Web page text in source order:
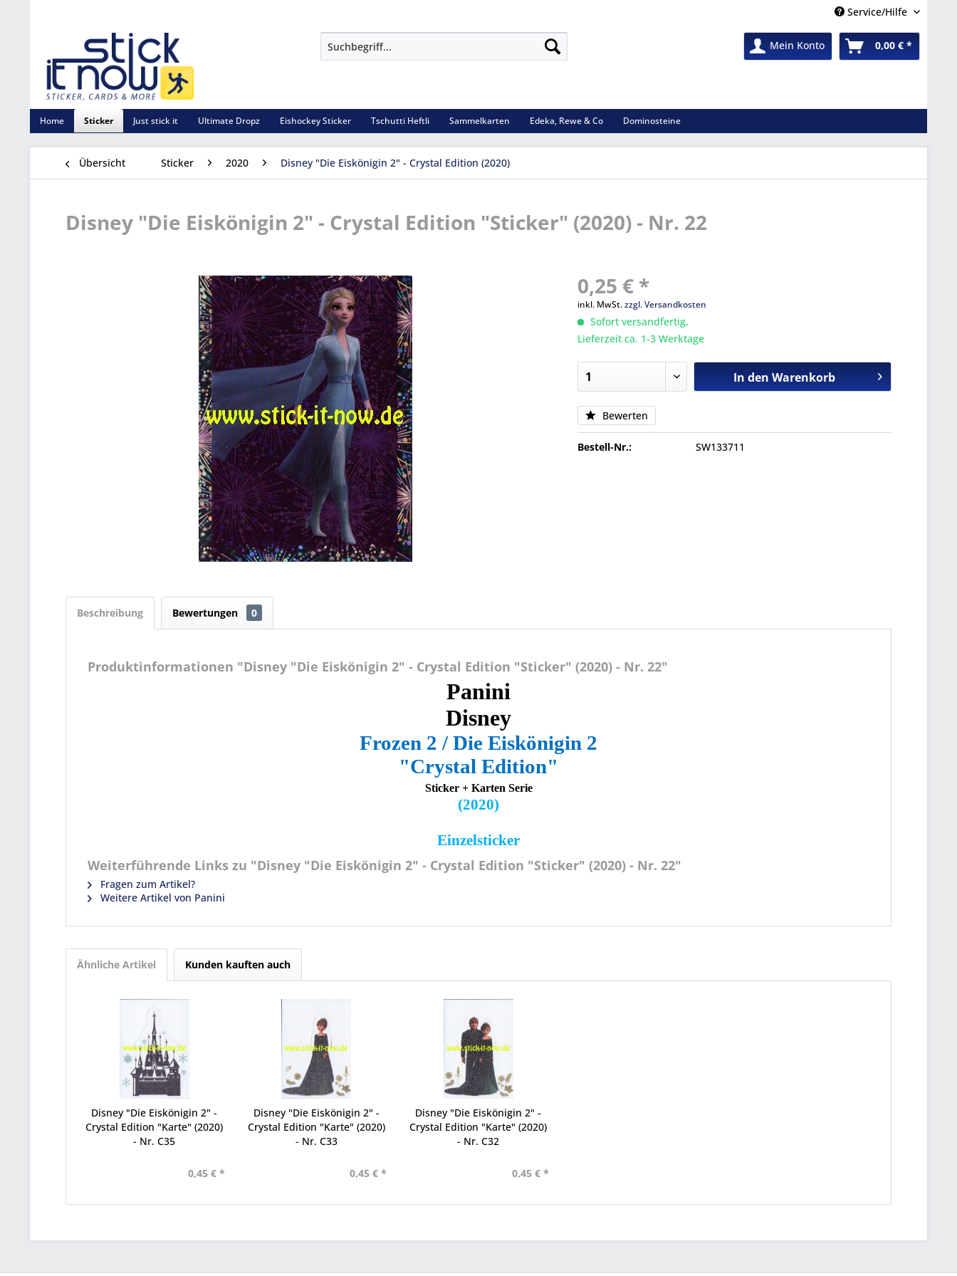
Service/Hilfe
Mein Konto 0,00 € *
Home Sticker Just stick it Ultimate Dropz Eishockey Sticker Tschutti Heftli Sammelkarten Edeka, Rewe & Co Dominosteine
Übersicht Sticker 2020 Disney "Die Eiskönigin 2" - Crystal Edition (2020)
Disney "Die Eiskönigin 2" - Crystal Edition "Sticker" (2020) - Nr. 22
0,25 € *
inkl. MwSt.zzgl. Versandkosten
Sofort versandfertig,
Lieferzeit ca. 1-3 Werktage
In den Warenkorb
Bewerten
Bestell-Nr.: SW133711
Beschreibung Bewertungen 0
Produktinformationen "Disney "Die Eiskönigin 2" - Crystal Edition "Sticker" (2020) - Nr. 22"
Panini
Disney
Frozen 2 / Die Eiskönigin 2
"Crystal Edition"
Sticker + Karten Serie
(2020)
Einzelsticker
Weiterführende Links zu "Disney "Die Eiskönigin 2" - Crystal Edition "Sticker" (2020) - Nr. 22"
Fragen zum Artikel?
Weitere Artikel von Panini
Ähnliche Artikel Kunden kauften auch
Disney "Die Eiskönigin 2" -
Crystal Edition "Karte" (2020)
- Nr. C35
0,45 € *
Disney "Die Eiskönigin 2" -
Crystal Edition "Karte" (2020)
- Nr. C33
0,45 € *
Disney "Die Eiskönigin 2" -
Crystal Edition "Karte" (2020)
- Nr. C32
0,45 € *